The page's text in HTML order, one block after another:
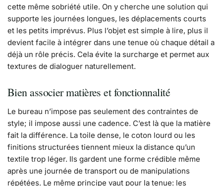
cette même sobriété utile. On y cherche une solution qui
supporte les journées longues, les déplacements courts
et les petits imprévus. Plus l’objet est simple à lire, plus il
devient facile à intégrer dans une tenue où chaque détail a
déjà un rôle précis. Cela évite la surcharge et permet aux
textures de dialoguer naturellement.
Bien associer matières et fonctionnalité
Le bureau n’impose pas seulement des contraintes de
style; il impose aussi une cadence. C’est là que la matière
fait la différence. La toile dense, le coton lourd ou les
finitions structurées tiennent mieux la distance qu’un
textile trop léger. Ils gardent une forme crédible même
après une journée de transport ou de manipulations
répétées. Le même principe vaut pour la tenue: les